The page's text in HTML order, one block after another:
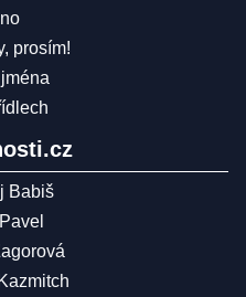
prosím!
Babiš